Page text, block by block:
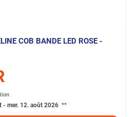
COB BANDE LED ROSE -
- mer. 12. août 2026 **